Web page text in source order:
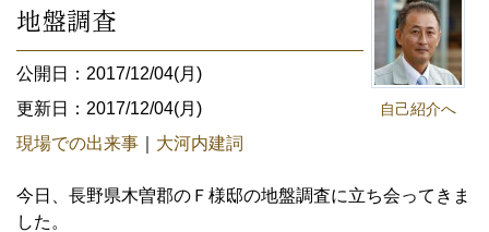
自己紹介へ
地盤調査
公開日：2017/12/04(月)
更新日：2017/12/04(月)
現場での出来事
大河内建詞
今日、長野県木曽郡のＦ様邸の地盤調査に立ち会ってきま
した。